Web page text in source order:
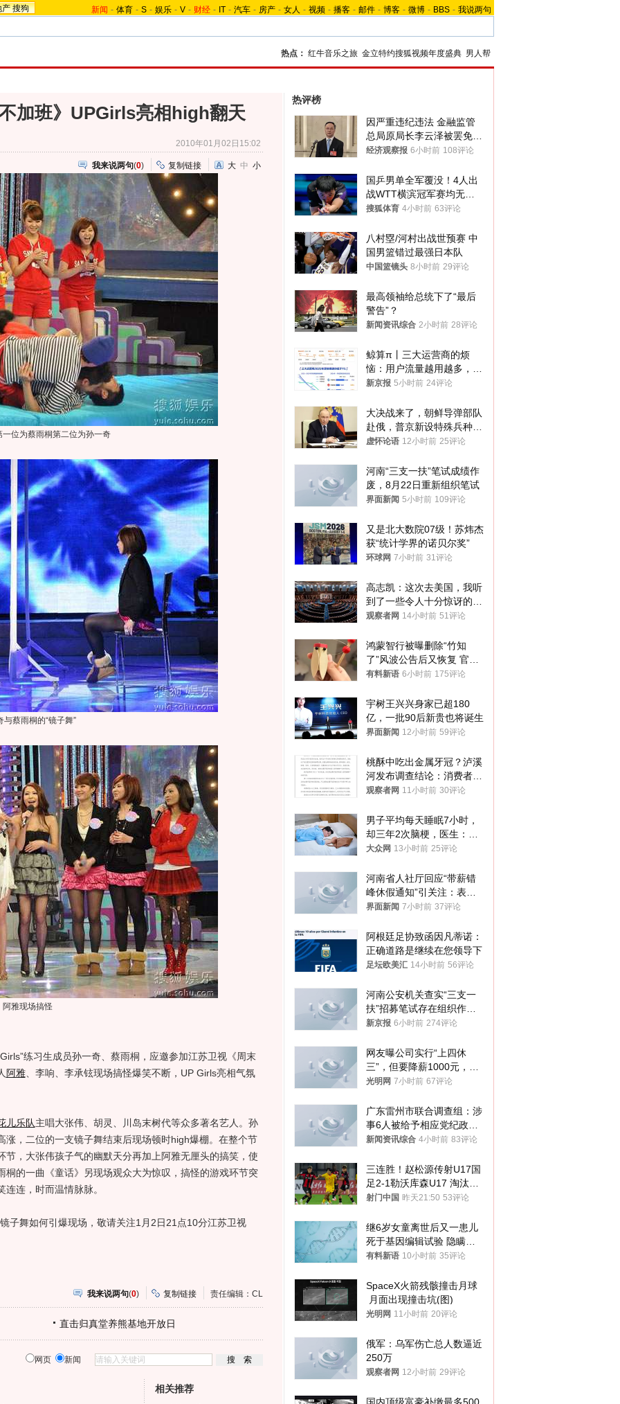
产 搜狗 新闻 - 体育 - S - 娱乐 - V - 财经 - IT - 汽车 - 房产 - 女人 - 视频 - 播客 - 邮件 - 博客 - 微博 - BBS - 我说两句
热点： 红牛音乐之旅 金立特约搜狐视频年度盛典 男人帮
加班》UPGirls亮相high翻天
2010年01月02日15:02
我来说两句(0) 复制链接 大 中 小
位为蔡雨桐第二位为孙一奇
与蔡雨桐的“镜子舞”
阿雅现场搞怪
练习生成员孙一奇、蔡雨桐，应邀参加江苏卫视《周末
阿雅、李响、李承铉现场搞怪爆笑不断，UP Girls亮相气氛
儿乐队主唱大张伟、胡灵、川岛末树代等众多著名艺人。孙
涨，二位的一支镜子舞结束后现场顿时high爆棚。在整个节
节，大张伟孩子气的幽默天分再加上阿雅无厘头的搞笑，使
桐的一曲《童话》另现场观众大为惊叹，搞怪的游戏环节突
连，时而温情脉脉。
舞如何引爆现场，敬请关注1月2日21点10分江苏卫视
我来说两句(0) 复制链接 责任编辑：CL
直击归真堂养熊基地开放日
网页 新闻
相关推荐
热评榜
因严重违纪违法 金融监管
总局原局长李云泽被罢免全
国人大代表
经济观察报 6小时前 108评论
国乒男单全军覆没！4人出
战WTT横滨冠军赛均无缘
八强
搜狐体育 4小时前 63评论
八村塁/河村出战世预赛 中
国男篮错过最强日本队
中国篮镜头 8小时前 29评论
最高领袖给总统下了“最后
警告”？
新闻资讯综合 2小时前 28评论
鲸算π丨三大运营商的烦
恼：用户流量越用越多，收
入却越来越少
新京报 5小时前 24评论
大决战来了，朝鲜导弹部队
赴俄，普京新设特殊兵种，
76岁老将扛旗
虚怀论语 12小时前 25评论
河南“三支一扶”笔试成绩作
废，8月22日重新组织笔试
界面新闻 5小时前 109评论
又是北大数院07级！苏炜杰
获“统计学界的诺贝尔奖”
环球网 7小时前 31评论
高志凯：这次去美国，我听
到了一些令人十分惊讶的消
息
观察者网 14小时前 51评论
鸿蒙智行被曝删除“竹知
了”风波公告后又恢复 官媒
曾力挺：劝华为要大度的，
有料新语 6小时前 175评论
宇树王兴兴身家已超180
亿，一批90后新贵也将诞生
界面新闻 12小时前 59评论
桃酥中吃出金属牙冠？泸溪
河发布调查结论：消费者已
澄清，所发视频情况不属实
观察者网 11小时前 30评论
男子平均每天睡眠7小时，
却三年2次脑梗，医生：这
样睡觉更伤身
大众网 13小时前 25评论
河南省人社厅回应“带薪错
峰休假通知”引关注：表述
不够准确，待修改后印发
界面新闻 7小时前 37评论
阿根廷足协致函因凡蒂诺：
正确道路是继续在您领导下
足坛欧美汇 14小时前 56评论
河南公安机关查实“三支一
扶”招募笔试存在组织作弊
犯罪行为
新京报 6小时前 274评论
网友曝公司实行“上四休
三”，但要降薪1000元，不
接受只能辞职
光明网 7小时前 67评论
广东雷州市联合调查组：涉
事6人被给予相应党纪政务
处分和组织处理
新闻资讯综合 4小时前 83评论
三连胜！赵松源传射U17国
足2-1勒沃库森U17 淘汰赛
将战河床
射门中国 昨天21:50 53评论
继6岁女童离世后又一患儿
死于基因编辑试验 隐瞒一
年才对外披露
有料新语 10小时前 35评论
SpaceX火箭残骸撞击月球
月面出现撞击坑(图)
光明网 11小时前 20评论
俄军：乌军伤亡总人数逼近
250万
观察者网 12小时前 29评论